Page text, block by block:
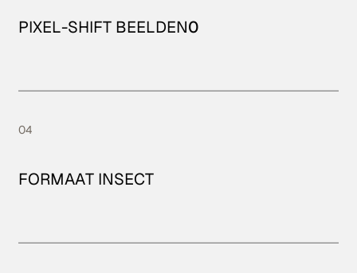
PIXEL-SHIFT BEELDEN0
04
FORMAAT INSECT